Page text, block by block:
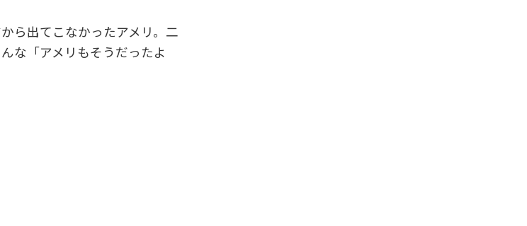
ら出てこなかったアメリ。二
な「アメリもそうだったよ